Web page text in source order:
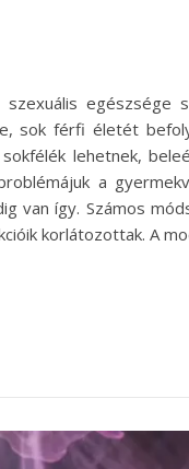
egészsége
sok férfi életét
lehetnek,
a
van így. Számos
korlátozottak. A